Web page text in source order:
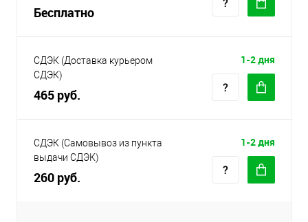
Бесплатно
СДЭК (Доставка курьером
СДЭК)
465 руб.
1-2 дня
СДЭК (Самовывоз из пункта
выдачи СДЭК)
260 руб.
1-2 дня